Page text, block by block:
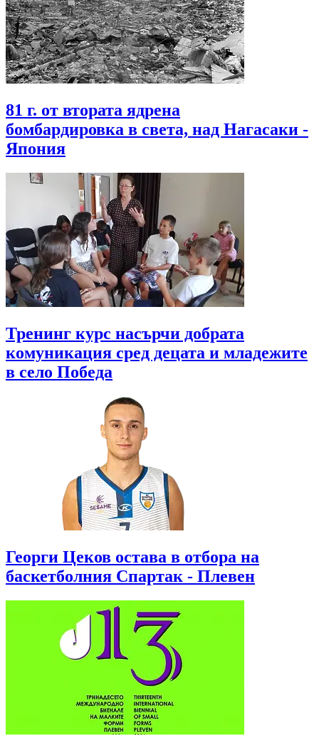
81 г. от втората ядрена
бомбардировка в света, над Нагасаки -
Япония
Тренинг курс насърчи добрата
комуникация сред децата и младежите
в село Победа
Георги Цеков остава в отбора на
баскетболния Спартак - Плевен